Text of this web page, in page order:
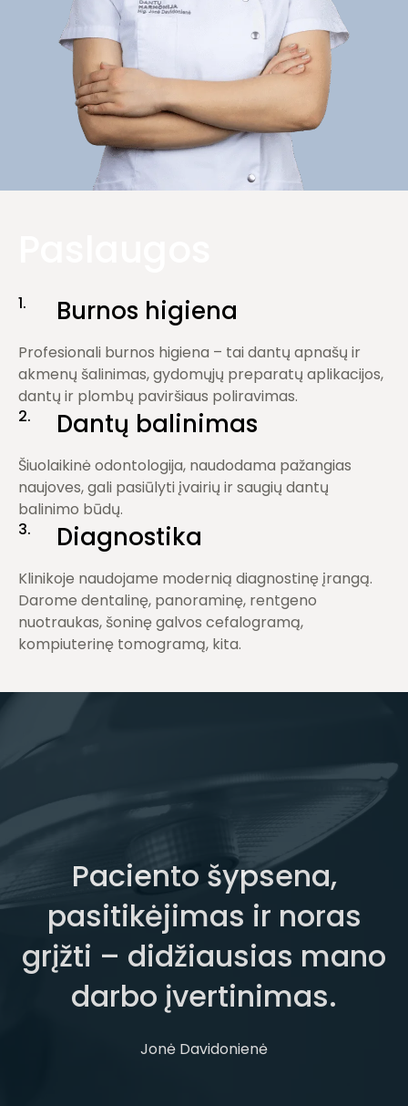
1. Burnos higiena
Profesionali burnos higiena – tai dantų apnašų ir
akmenų šalinimas, gydomųjų preparatų aplikacijos,
dantų ir plombų paviršiaus poliravimas.
2.
Dantų balinimas
Šiuolaikinė odontologija, naudodama pažangias
naujoves, gali pasiūlyti įvairių ir saugių dantų
balinimo būdų.
3.
Diagnostika
Klinikoje naudojame modernią diagnostinę įrangą.
Darome dentalinę, panoraminę, rentgeno
nuotraukas, šoninę galvos cefalogramą,
kompiuterinę tomogramą, kita.
Paciento šypsena,
pasitikėjimas ir noras
grįžti – didžiausias mano
darbo įvertinimas.
Jonė Davidonienė